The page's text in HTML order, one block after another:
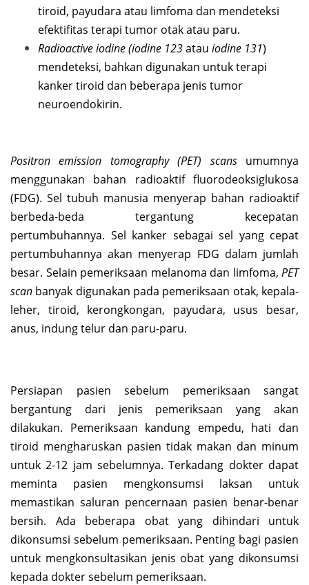
tiroid, payudara atau limfoma dan mendeteksi
efektifitas terapi tumor otak atau paru.
Radioactive iodine (iodine 123atau iodine 131)
mendeteksi, bahkan digunakan untuk terapi
kanker tiroid dan beberapa jenis tumor
neuroendokirin.
Positron emission tomography (PET) scansumumnya
menggunakan bahan radioaktif fluorodeoksiglukosa
(FDG). Sel tubuh manusia menyerap bahan radioaktif
berbeda-beda tergantung kecepatan
pertumbuhannya. Sel kanker sebagai sel yang cepat
pertumbuhannya akan menyerap FDG dalam jumlah
besar. Selain pemeriksaan melanoma dan limfoma, PET
scan banyak digunakan pada pemeriksaan otak, kepala-
leher, tiroid, kerongkongan, payudara, usus besar,
anus, indung telur dan paru-paru.
Persiapan pasien sebelum pemeriksaan sangat
bergantung dari jenis pemeriksaan yang akan
dilakukan. Pemeriksaan kandung empedu, hati dan
tiroid mengharuskan pasien tidak makan dan minum
untuk 2-12 jam sebelumnya. Terkadang dokter dapat
meminta pasien mengkonsumsi laksan untuk
memastikan saluran pencernaan pasien benar-benar
bersih. Ada beberapa obat yang dihindari untuk
dikonsumsi sebelum pemeriksaan. Penting bagi pasien
untuk mengkonsultasikan jenis obat yang dikonsumsi
kepada dokter sebelum pemeriksaan.